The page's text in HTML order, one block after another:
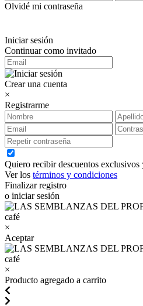
Olvidé mi contraseña
Iniciar sesión
Continuar como invitado
Crear una cuenta
×
Registrarme
Quiero recibir descuentos exclusivos
Ver los términos y condiciones
Finalizar registro
o iniciar sesión
×
Aceptar
×
Producto agregado a carrito